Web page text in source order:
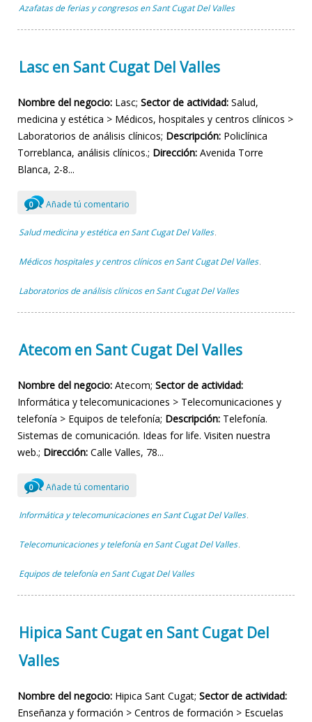
Azafatas de ferias y congresos en Sant Cugat Del Valles
Lasc en Sant Cugat Del Valles
Nombre del negocio: Lasc; Sector de actividad: Salud,
medicina y estética > Médicos, hospitales y centros clínicos >
Laboratorios de análisis clínicos; Descripción: Policlínica
Torreblanca, análisis clínicos.; Dirección: Avenida Torre
Blanca, 2-8...
0 Añade tú comentario
Salud medicina y estética en Sant Cugat Del Valles ,
Médicos hospitales y centros clínicos en Sant Cugat Del Valles ,
Laboratorios de análisis clínicos en Sant Cugat Del Valles
Atecom en Sant Cugat Del Valles
Nombre del negocio: Atecom; Sector de actividad:
Informática y telecomunicaciones > Telecomunicaciones y
telefonía > Equipos de telefonía; Descripción: Telefonía.
Sistemas de comunicación. Ideas for life. Visiten nuestra
web.; Dirección: Calle Valles, 78...
0 Añade tú comentario
Informática y telecomunicaciones en Sant Cugat Del Valles ,
Telecomunicaciones y telefonía en Sant Cugat Del Valles ,
Equipos de telefonía en Sant Cugat Del Valles
Hipica Sant Cugat en Sant Cugat Del
Valles
Nombre del negocio: Hipica Sant Cugat; Sector de actividad:
Enseñanza y formación > Centros de formación > Escuelas